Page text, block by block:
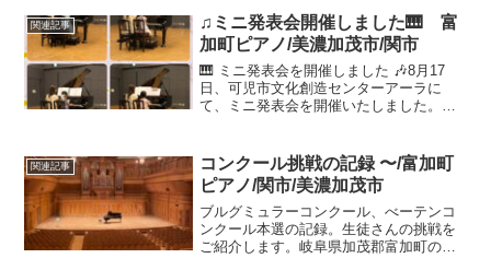
ルでゲーム感覚で身につく、力になる教
材に出会いました。１本の動画がたった
１分で、何より「楽しい！」「もっとや
りたい！」とお子様からは大好評。
関連記事
♫ミニ発表会開催しました🎹 富
加町ピアノ/美濃加茂市/関市
🎹 ミニ発表会を開催しました 🎶8月17
日、可児市文化創造センターアーラに
て、ミニ発表会を開催いたしました。夏
の皆さま、本当にありがとうございまし
た。当教室では1年半に...
関連記事
コンクール挑戦の記録 〜/富加町
ピアノ/関市/美濃加茂市
ブルグミュラーコンクール、べーテンコ
ンクール本選の記録。生徒さんの挑戦を
ご紹介します。岐阜県加茂郡富加町の小